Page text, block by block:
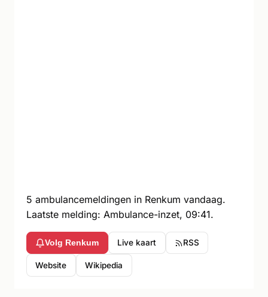
5 ambulancemeldingen in Renkum vandaag.
Laatste melding: Ambulance-inzet, 09:41.
Volg Renkum Live kaart RSS
Website Wikipedia